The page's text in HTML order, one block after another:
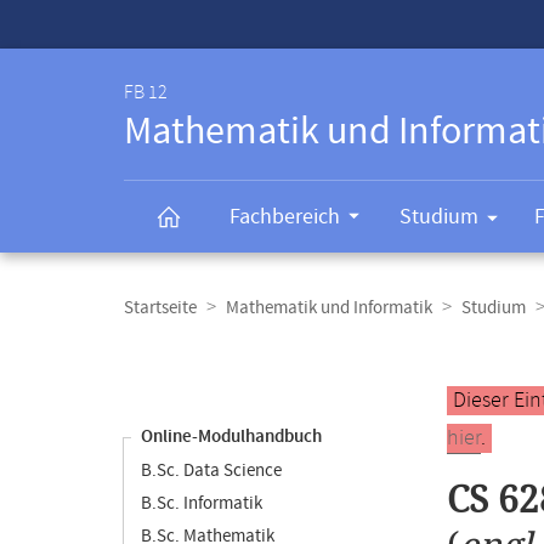
FB 12
Mathematik und
Fachbereich Studium
Navigation
Startseite Mathematik und Informatik Studium
Online-Modulhandbuch
B.Sc. Data Science
B.Sc. Informatik
B.Sc. Mathematik
Hauptinhalt
Dieser
hier.
CS